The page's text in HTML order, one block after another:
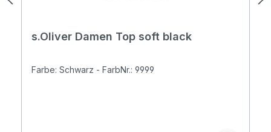
s.Oliver Damen Top soft black
Farbe: Schwarz - FarbNr.: 9999